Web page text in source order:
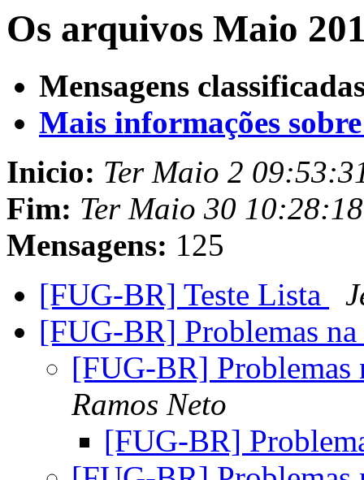
Os arquivos Maio
Mensagens
Mais informações
Inicio: Ter Maio 2
Fim: Ter Maio 30
Mensagens: 125
[FUG-BR] Teste Lista
[FUG-BR] Problemas
[FUG-BR]
Ramos Neto
[FUG-BR]